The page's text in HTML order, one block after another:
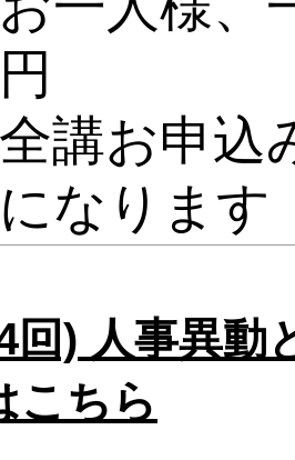
円
全講お申込
になります
4回) 人事異
こちら